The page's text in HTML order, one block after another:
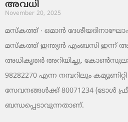
അവധി
November 20, 2025
മസ്‌കത്ത് ∙ ഒമാൻ
മസ്‌കത്ത് ഇന്ത്യൻ എംബസി ഇന്ന്
അധികൃതർ അറിയിച്ചു.
98282270 എന്ന നമ്പറിലും
സേവനങ്ങൾക്ക് 80071234 (ടോൾ
ബന്ധപ്പെടാവുന്നതാണ്.